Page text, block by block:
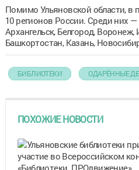
Помимо Ульяновской области, в
10 регионов России. Среди них
Архангельск, Белгород, Воронеж,
Башкортостан, Казань,
БИБЛИОТЕКИ ОДАРЁННЫЕ
ПОХОЖИЕ НОВОСТИ